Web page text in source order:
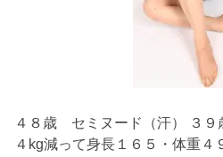
４８歳 セミヌード（汗） ３９
４kg減って身長１６５・体重４